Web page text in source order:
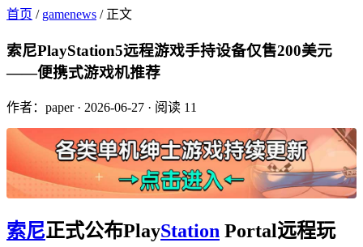
首页 / gamenews /正文
索尼PlayStation5远程游戏手持设备仅售200美元
——便携式游戏机推荐
作者：paper· 2026-06-27 · 阅读 11
索尼正式公布PlayStation Portal远程玩